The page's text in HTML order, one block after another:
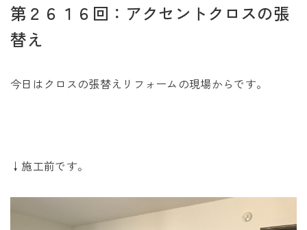
Tel. 0257-27-2157
第２６１６回：アクセントクロスの張
替え
今日はクロスの張替えリフォームの現場からです。
↓施工前です。